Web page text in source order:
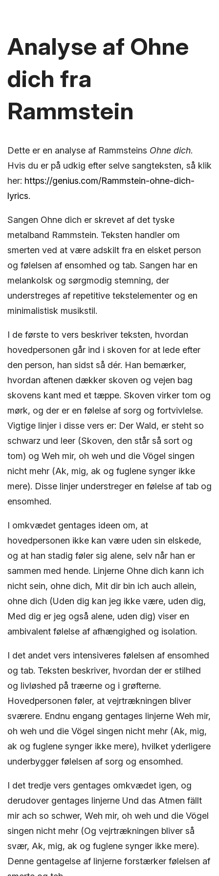
Analyse af Ohne
dich fra
Rammstein
Dette er en analyse af Rammsteins Ohne dich.
Hvis du er på udkig efter selve sangteksten, så klik
her: https://genius.com/Rammstein-ohne-dich-
lyrics.
Sangen Ohne dich er skrevet af det tyske
metalband Rammstein. Teksten handler om
smerten ved at være adskilt fra en elsket person
og følelsen af ensomhed og tab. Sangen har en
melankolsk og sørgmodig stemning, der
understreges af repetitive tekstelementer og en
minimalistisk musikstil.
I de første to vers beskriver teksten, hvordan
hovedpersonen går ind i skoven for at lede efter
den person, han sidst så dér. Han bemærker,
hvordan aftenen dækker skoven og vejen bag
skovens kant med et tæppe. Skoven virker tom og
mørk, og der er en følelse af sorg og fortvivlelse.
Vigtige linjer i disse vers er: Der Wald, er steht so
schwarz und leer (Skoven, den står så sort og
tom) og Weh mir, oh weh und die Vögel singen
nicht mehr (Ak, mig, ak og fuglene synger ikke
mere). Disse linjer understreger en følelse af tab og
ensomhed.
I omkvædet gentages ideen om, at
hovedpersonen ikke kan være uden sin elskede,
og at han stadig føler sig alene, selv når han er
sammen med hende. Linjerne Ohne dich kann ich
nicht sein, ohne dich, Mit dir bin ich auch allein,
ohne dich (Uden dig kan jeg ikke være, uden dig,
Med dig er jeg også alene, uden dig) viser en
ambivalent følelse af afhængighed og isolation.
I det andet vers intensiveres følelsen af ensomhed
og tab. Teksten beskriver, hvordan der er stilhed
og livløshed på træerne og i grøfterne.
Hovedpersonen føler, at vejrtrækningen bliver
sværere. Endnu engang gentages linjerne Weh mir,
oh weh und die Vögel singen nicht mehr (Ak, mig,
ak og fuglene synger ikke mere), hvilket yderligere
underbygger følelsen af sorg og ensomhed.
I det tredje vers gentages omkvædet igen, og
derudover gentages linjerne Und das Atmen fällt
mir ach so schwer, Weh mir, oh weh und die Vögel
singen nicht mehr (Og vejrtrækningen bliver så
svær, Ak, mig, ak og fuglene synger ikke mere).
Denne gentagelse af linjerne forstærker følelsen af